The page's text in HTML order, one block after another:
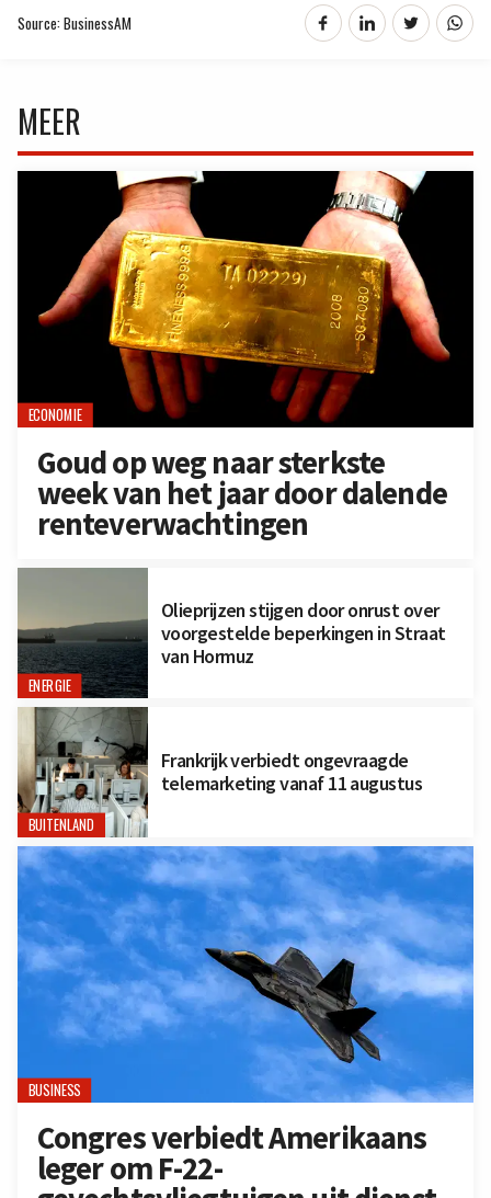
Source: BusinessAM
MEER
ECONOMIE
Goud op weg naar sterkste
week van het jaar door dalende
renteverwachtingen
ENERGIE
Olieprijzen stijgen door onrust over
voorgestelde beperkingen in Straat
van Hormuz
BUITENLAND
Frankrijk verbiedt ongevraagde
telemarketing vanaf 11 augustus
BUSINESS
Congres verbiedt Amerikaans
leger om F-22-